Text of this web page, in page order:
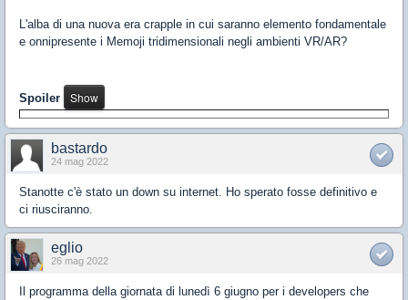
L'alba di una nuova era crapple in cui saranno elemento fondamentale
e onnipresente i Memoji tridimensionali negli ambienti VR/AR?
Spoiler
bastardo
24 mag 2022
Stanotte c'è stato un down su internet. Ho sperato fosse definitivo e
ci riusciranno.
eglio
26 mag 2022
Il programma della giornata di lunedì 6 giugno per i developers che